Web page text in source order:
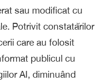
sau modificat cu
Potrivit constatărilor
care au folosit
publicul cu
AI, diminuând